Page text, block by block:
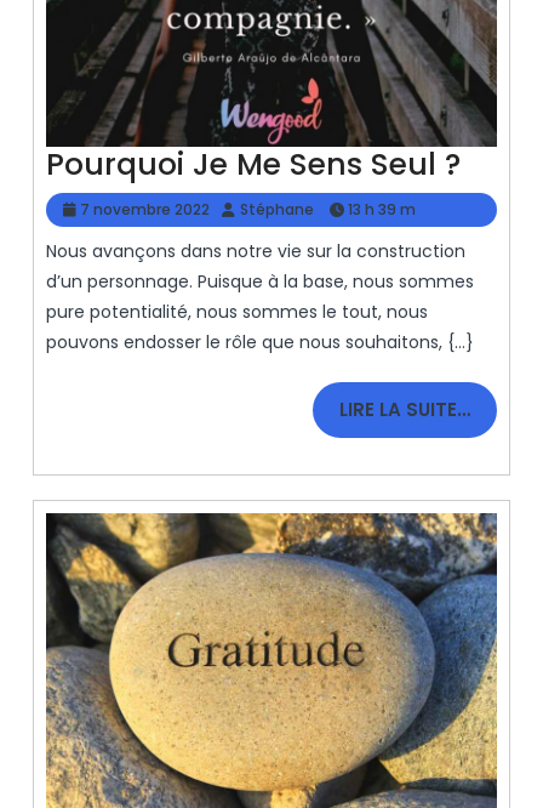
Pourquoi Je Me Sens Seul ?
Je
Me
Sens
?
7 novembre 2022
7
novembre
2022
Stéphane Stéphane
13 h 39 m
Nous avançons dans notre vie sur la construction
d’un personnage. Puisque à la base, nous sommes
pure potentialité, nous sommes le tout, nous
pouvons endosser le rôle que nous souhaitons, {...}
LIRE LA SUITE…LIRE
LA